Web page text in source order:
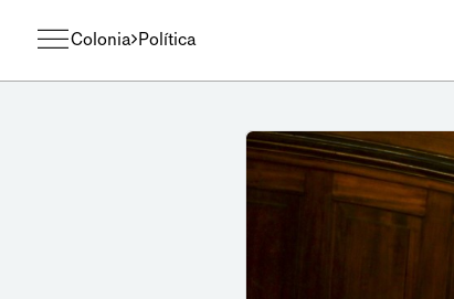
Colonia Política